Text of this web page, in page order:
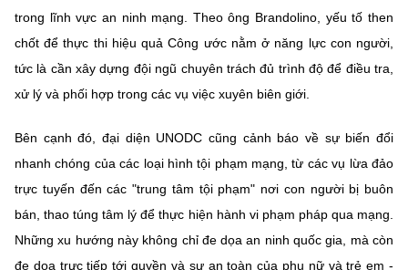
trong lĩnh vực an ninh mạng. Theo ông Brandolino, yếu tố then
chốt để thực thi hiệu quả Công ước nằm ở năng lực con người,
tức là cần xây dựng đội ngũ chuyên trách đủ trình độ để điều tra,
xử lý và phối hợp trong các vụ việc xuyên biên giới.
Bên cạnh đó, đại diện UNODC cũng cảnh báo về sự biến đổi
nhanh chóng của các loại hình tội phạm mạng, từ các vụ lừa đảo
trực tuyến đến các "trung tâm tội phạm" nơi con người bị buôn
bán, thao túng tâm lý để thực hiện hành vi phạm pháp qua mạng.
Những xu hướng này không chỉ đe dọa an ninh quốc gia, mà còn
đe dọa trực tiếp tới quyền và sự an toàn của phụ nữ và trẻ em -